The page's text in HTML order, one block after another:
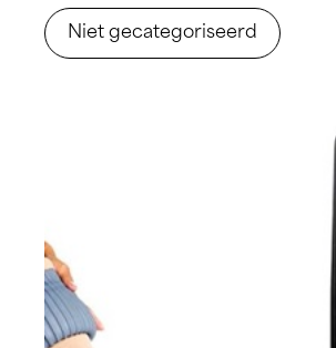
op de werkvloer tot verhitte
spanningen. Daar komen de-
technieken om de hoek kijken.
methoden zijn niet alleen
conflicten onder controle te
[&hellip;]
Niet gecategoriseerd